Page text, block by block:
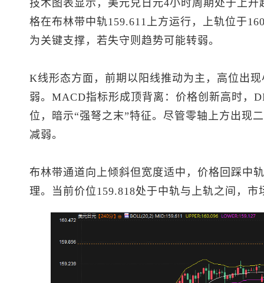
技术图表显示， 美元兑日元4小时周期处于上升
格在布林带中轨159.611上方运行，上轨位于
为关键支撑，若失守则趋势可能转弱。
K线形态方面，前期以阳线推动为主，高位出
弱。MACD指标形成顶背离：价格创新高时，
位，暗示“强弩之末”特征。尽管零轴上方出现
减弱。
布林带通道向上倾斜但宽度适中，价格回踩中
理。当前价位159.818处于中轨与上轨之间，市